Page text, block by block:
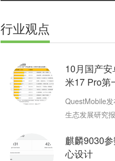
行业观点
10月国产
米17 Pro第
QuestMobile
生态发展研究
X9 Pro登顶10
数Top3。
麒麟9030
心设计